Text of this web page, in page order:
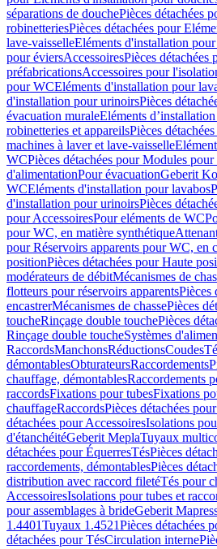
séparations de douchePièces détachées
robinetteriesPièces détachées pour
lave-vaisselleEléments d'installation
pour éviersAccessoiresPièces détachées
préfabricationsAccessoires pour
pour WCEléments d'installation pour
d'installation pour urinoirsPièces
évacuation muraleEléments
robinetteries et appareilsPièces
machines à laver et lave-vaisselle
WCPièces détachées pour Modules
d'alimentationPour évacuationGeberit
WCEléments d'installation pour lavabos
d'installation pour urinoirsPièces
pour AccessoiresPour eléments de WC
pour WC, en matière synthétique
pour Réservoirs apparents pour WC, en
positionPièces détachées pour Haute
modérateurs de débitMécanismes de
flotteurs pour réservoirs apparentsPièces
encastrerMécanismes de chassePièces
toucheRinçage double touchePièces
Rinçage double toucheSystèmes
RaccordsManchonsRéductionsCoudes
démontablesObturateursRaccordements
chauffage, démontablesRaccordements
raccordsFixations pour tubesFixations
chauffageRaccordsPièces détachées
détachées pour AccessoiresIsolations
d'étanchéitéGeberit MeplaTuyaux
détachées pour ÉquerresTésPièces
raccordements, démontablesPièces
distribution avec raccord filetéTés pour
AccessoiresIsolations pour tubes et
pour assemblages à brideGeberit
1.4401Tuyaux 1.4521Pièces détachées
détachées pour TésCirculation interne